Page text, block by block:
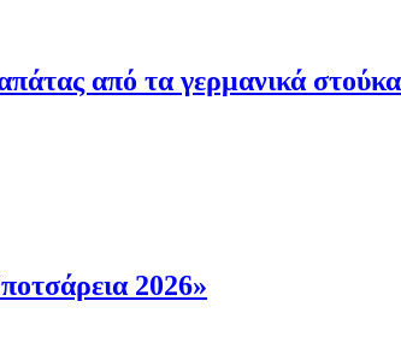
από τα γερμανικά
2026»